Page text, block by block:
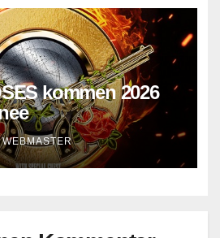
kommen 2026
WEBMASTER